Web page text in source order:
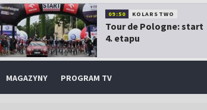
09:50 KOLARSTWO
Tour de Pologne: start
4. etapu
MAGAZYNY PROGRAM TV